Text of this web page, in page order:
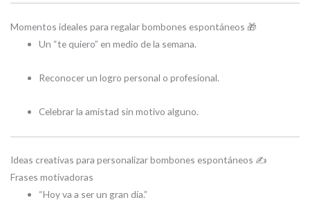
Momentos ideales para regalar bombones espontáneos 🎁
Un “te quiero” en medio de la semana.
Reconocer un logro personal o profesional.
Celebrar la amistad sin motivo alguno.
Ideas creativas para personalizar bombones espontáneos ✍️
Frases motivadoras
“Hoy va a ser un gran día.”